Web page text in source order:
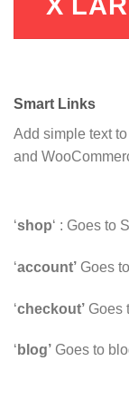
Smart Links
Add simple text
and
‘shop‘ : Goes to
‘account’ Goes
‘checkout’ Goes
‘ blog’ Goes to